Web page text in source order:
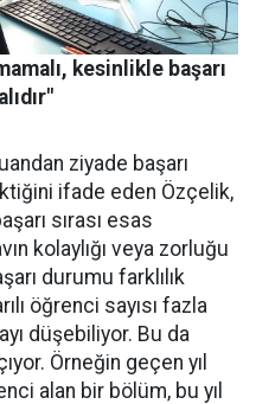
kesinlikle başarı
ziyade başarı
ifade eden Özçelik,
sırası esas
kolaylığı veya zorluğu
durumu farklılık
öğrenci sayısı fazla
düşebiliyor. Bu da
Örneğin geçen yıl
alan bir bölüm, bu yıl